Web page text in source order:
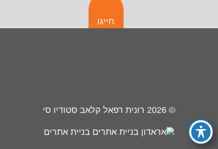
חייגו
© 2026 רונית רפאל קלאב סטודיו סי
בניית אתרים